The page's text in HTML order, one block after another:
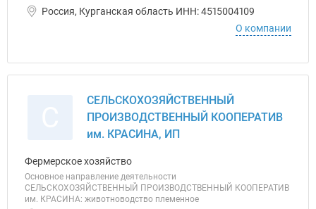
Россия, Курганская область ИНН: 4515004109
О компании
СЕЛЬСКОХОЗЯЙСТВЕННЫЙ
ПРОИЗВОДСТВЕННЫЙ КООПЕРАТИВ
им. КРАСИНА, ИП
Фермерское хозяйство
Основное направление деятельности
СЕЛЬСКОХОЗЯЙСТВЕННЫЙ ПРОИЗВОДСТВЕННЫЙ КООПЕРАТИВ
им. КРАСИНА: животноводство племенное